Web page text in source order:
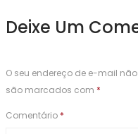
Deixe Um
O seu endereço de e-mail
são marcados com *
Comentário *